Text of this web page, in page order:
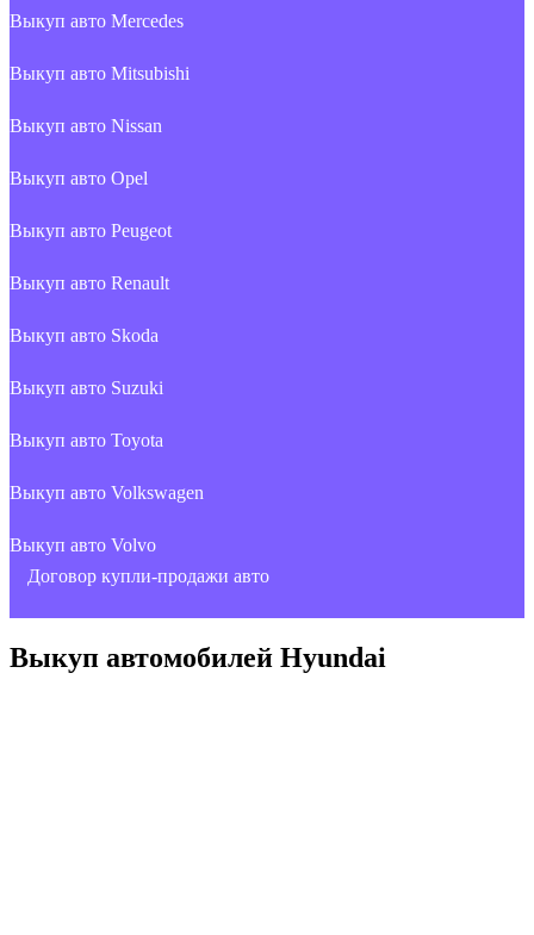
Выкуп авто Mercedes
Выкуп авто Mitsubishi
Выкуп авто Nissan
Выкуп авто Opel
Выкуп авто Peugeot
Выкуп авто Renault
Выкуп авто Skoda
Выкуп авто Suzuki
Выкуп авто Toyota
Выкуп авто Volkswagen
Выкуп авто Volvo
Договор купли-продажи авто
Выкуп автомобилей Hyundai